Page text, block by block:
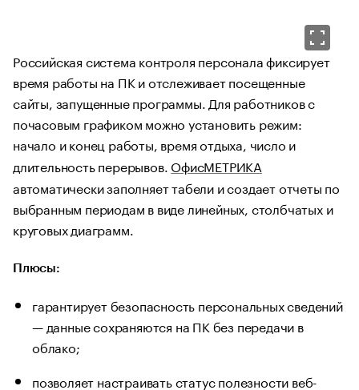
Российская система контроля персонала фиксирует
время работы на ПК и отслеживает посещенные
сайты, запущенные программы. Для работников с
почасовым графиком можно установить режим:
начало и конец работы, время отдыха, число и
длительность перерывов. ОфисМЕТРИКА
автоматически заполняет табели и создает отчеты по
выбранным периодам в виде линейных, столбчатых и
круговых диаграмм.
Плюсы:
гарантирует безопасность персональных сведений
— данные сохраняются на ПК без передачи в
облако;
позволяет настраивать статус полезности веб-